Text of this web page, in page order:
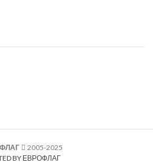
2005-2025
BY ЕВРОФЛАГ